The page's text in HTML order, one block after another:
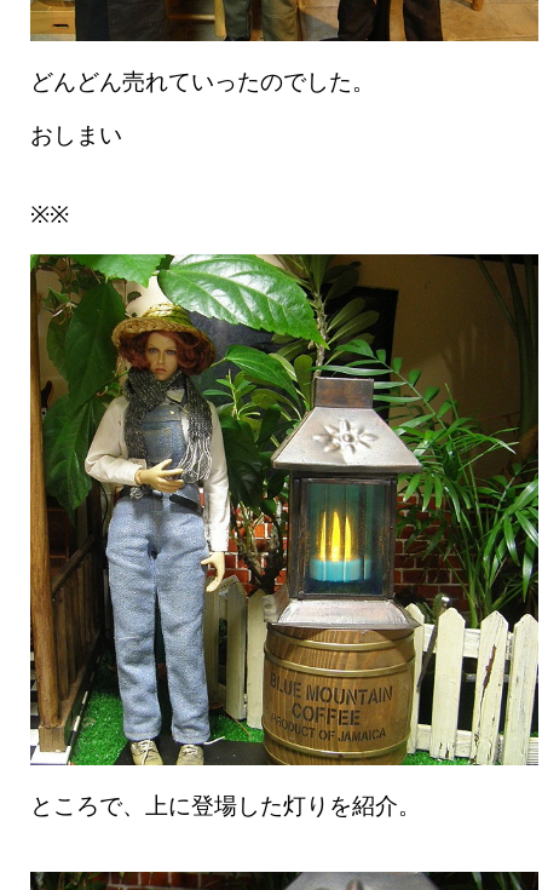
どんどん売れていったのでした。
おしまい
※※
ところで、上に登場した灯りを紹介。